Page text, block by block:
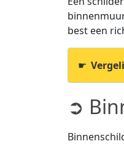
best een
☛
➲